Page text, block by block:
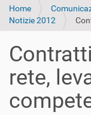
Home
Notizie 2012
rete,